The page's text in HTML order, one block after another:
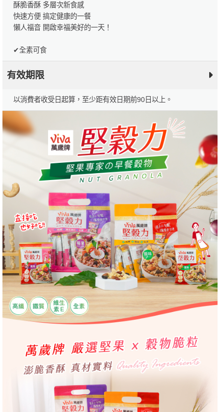
酥脆香酥 多層次新食感
快速方便 搞定健康的一餐
懶人福音 開啟幸福美好的一天！
✔全素可食
有效期限
以消費者收受日起算，至少距有效日期前90日以上。